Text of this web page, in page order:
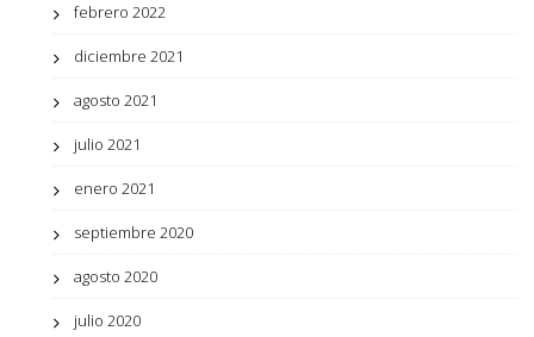
febrero 2022
diciembre 2021
agosto 2021
julio 2021
enero 2021
septiembre 2020
agosto 2020
julio 2020